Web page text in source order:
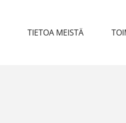
TIETOA MEISTÄ